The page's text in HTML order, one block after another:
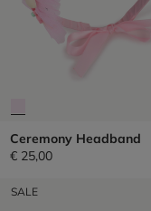
Ceremony Headband
€ 25,00
SALE